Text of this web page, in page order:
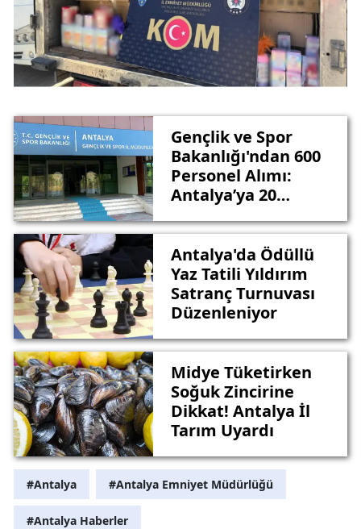
Gençlik ve Spor
Bakanlığı'ndan 600
Personel Alımı:
Antalya’ya 20
Antalya'da Ödüllü
Yaz Tatili Yıldırım
Satranç Turnuvası
Düzenleniyor
Midye Tüketirken
Soğuk Zincirine
Dikkat! Antalya İl
Tarım Uyardı
#Antalya #Antalya Emniyet Müdürlüğü
#Antalya Haberler